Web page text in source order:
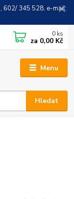
602/ 345 528. e-mail:
Menu
Hledat
0 ks
za 0,00 Kč